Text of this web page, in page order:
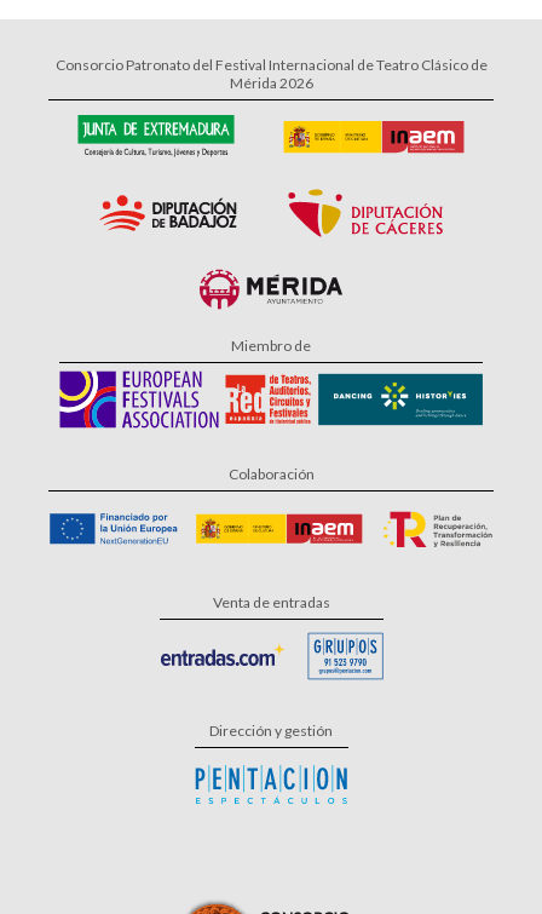
Consorcio Patronato del Festival Internacional de Teatro Clásico de
Mérida 2026
Miembro de
Colaboración
Venta de entradas
Dirección y gestión